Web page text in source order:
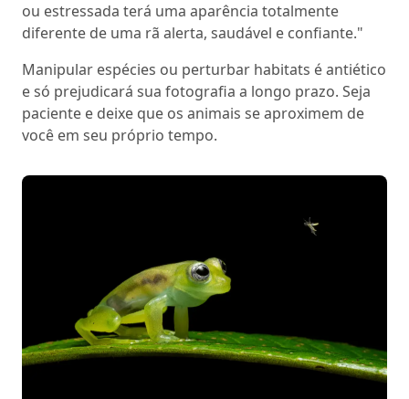
ou estressada terá uma aparência totalmente
diferente de uma rã alerta, saudável e confiante."
Manipular espécies ou perturbar habitats é antiético
e só prejudicará sua fotografia a longo prazo. Seja
paciente e deixe que os animais se aproximem de
você em seu próprio tempo.